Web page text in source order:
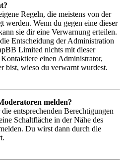
Regeln, die meistens von der
werden. Wenn du gegen eine dieser
sie dir eine Verwarnung erteilen.
Entscheidung der Administration
Limited nichts mit dieser
einen Administrator,
bist, wieso du verwarnt wurdest.
melden?
entsprechenden Berechtigungen
Schaltfläche in der Nähe des
Du wirst dann durch die